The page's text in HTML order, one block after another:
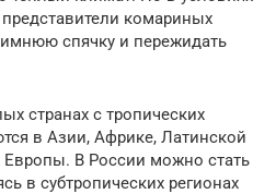
комариных
спячку и пережидать
странах с тропических
в Азии, Африке, Латинской
В России можно стать
в субтропических регионах